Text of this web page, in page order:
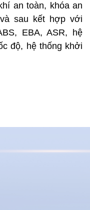
an toàn, khóa an
sau kết hợp với
EBA, ASR, hệ
độ, hệ thống khởi